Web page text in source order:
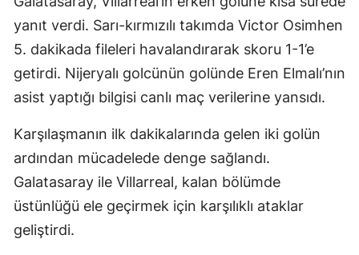
yanıt verdi. Sarı-kırmızılı takımda Victor Osimhen
5. dakikada fileleri havalandırarak skoru 1-1’e
getirdi. Nijeryalı golcünün golünde Eren Elmalı’nın
asist yaptığı bilgisi canlı maç verilerine yansıdı.
Karşılaşmanın ilk dakikalarında gelen iki golün
ardından mücadelede denge sağlandı.
Galatasaray ile Villarreal, kalan bölümde
üstünlüğü ele geçirmek için karşılıklı ataklar
geliştirdi.